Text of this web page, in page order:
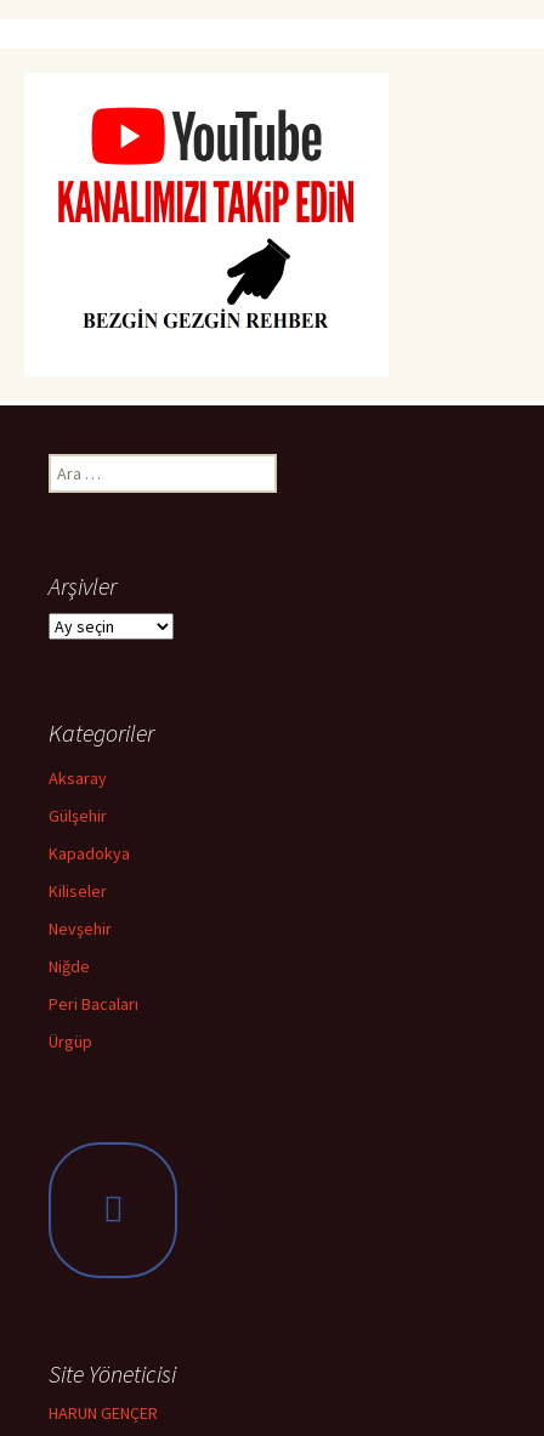
Arama:
Arşivler
Arşivler
Kategoriler
Aksaray
Gülşehir
Kapadokya
Kiliseler
Nevşehir
Niğde
Peri Bacaları
Ürgüp
Site Yöneticisi
HARUN GENÇER